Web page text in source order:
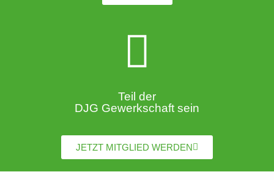
Teil der
DJG Gewerkschaft sein
JETZT MITGLIED WERDEN